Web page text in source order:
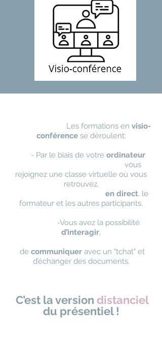
Les formations en visio-
conférence se déroulent:
- ​ Par le biais de votre ordinateur
vous
rejoignez une classe virtuelle où vous
retrouvez,
en direct, le
formateur et les autres participants.
-Vous avez la possibilité
d’interagir,
de communiquer avec un "tchat" et
d’échanger des documents.
C’est la version distanciel
du présentiel !